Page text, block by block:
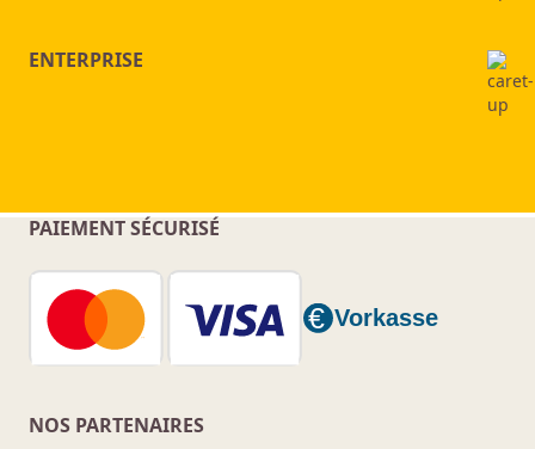
ENTERPRISE
PAIEMENT SÉCURISÉ
NOS PARTENAIRES